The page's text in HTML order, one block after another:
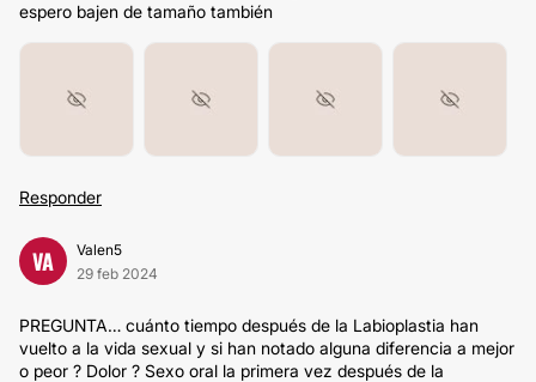
espero bajen de tamaño también
Responder
VA
Valen5
29 feb 2024
PREGUNTA… cuánto tiempo después de la Labioplastia han
vuelto a la vida sexual y si han notado alguna diferencia a mejor
o peor ? Dolor ? Sexo oral la primera vez después de la